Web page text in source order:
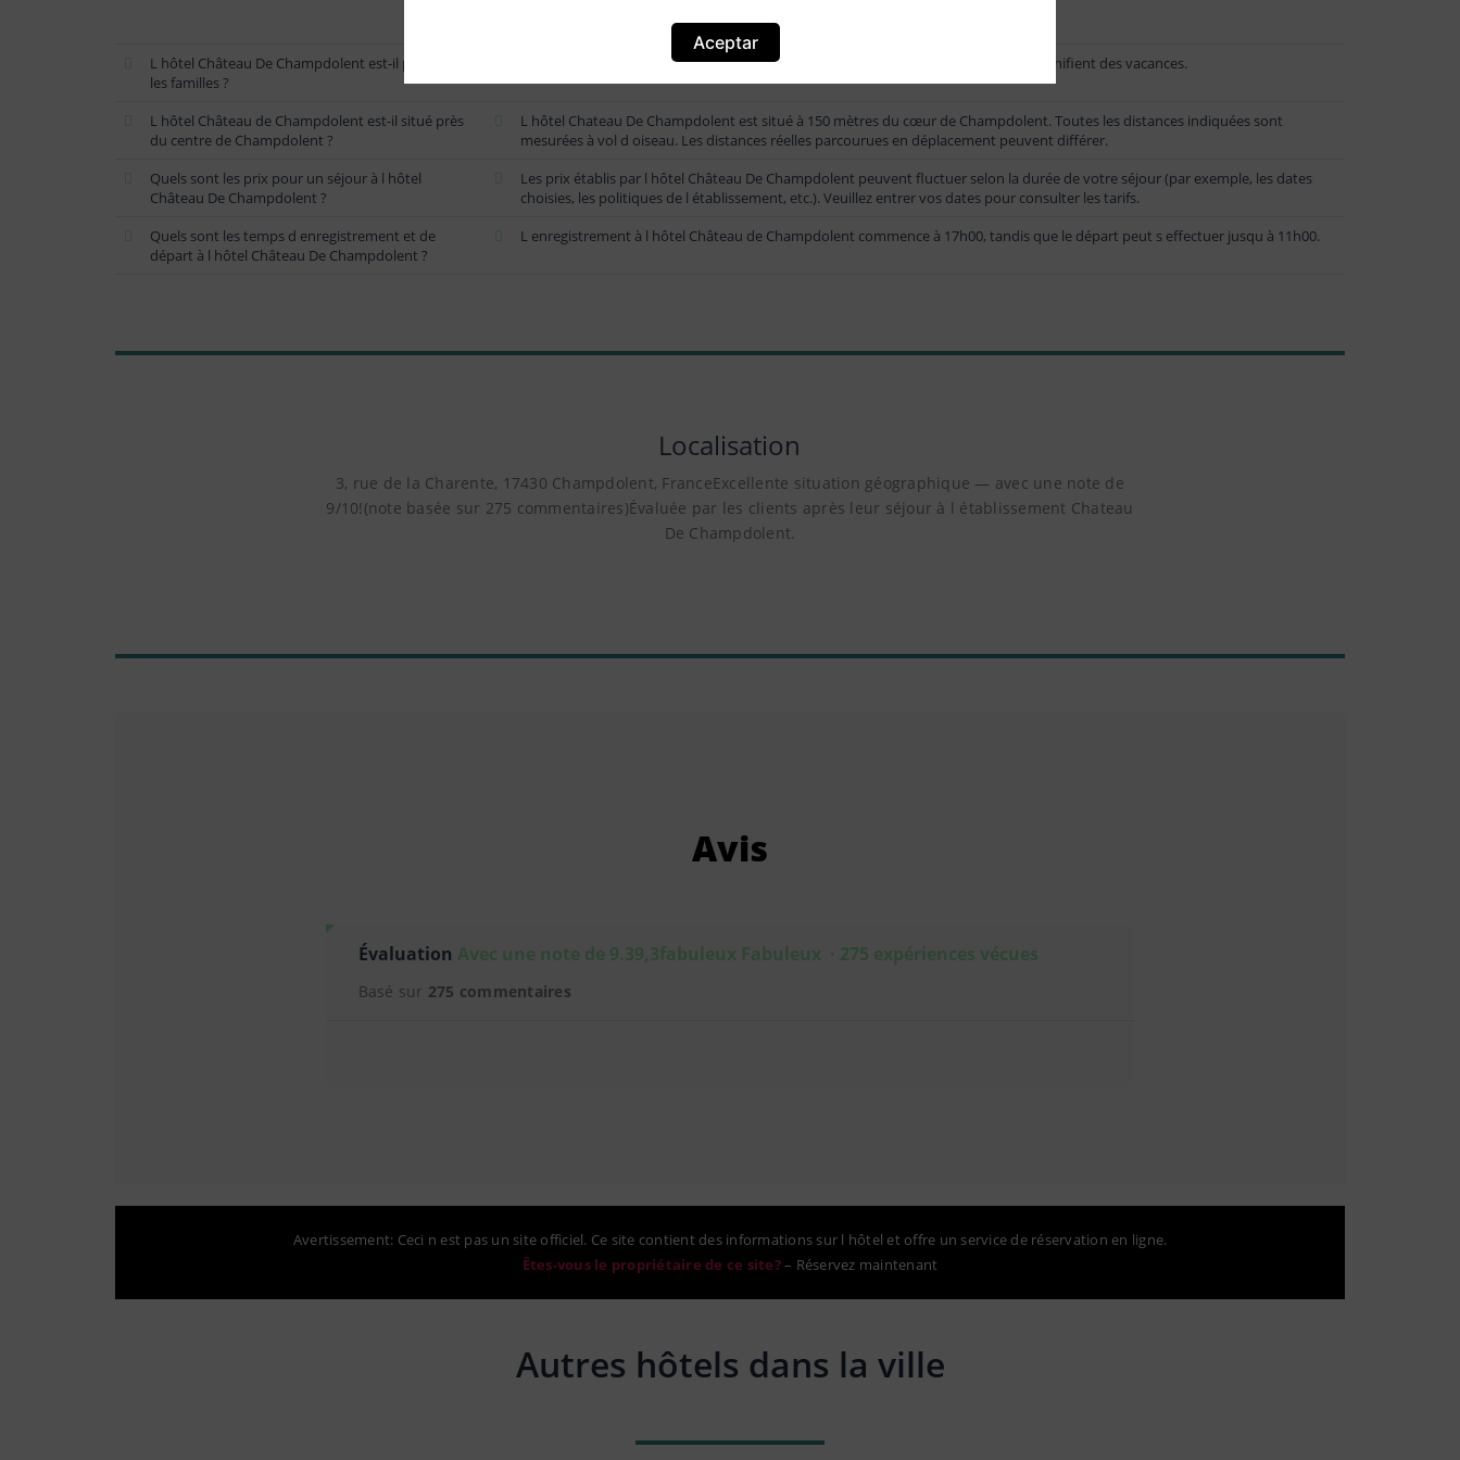
L hôtel Château De Champdolent est-il prisé par
les familles ?
Effectivement, l hôtel Château De Champdolent attire beaucoup les familles qui planifient des vacances.
L hôtel Château de Champdolent est-il situé près
du centre de Champdolent ?
L hôtel Chateau De Champdolent est situé à 150 mètres du cœur de Champdolent. Toutes les distances indiquées sont
mesurées à vol d oiseau. Les distances réelles parcourues en déplacement peuvent différer.
Quels sont les prix pour un séjour à l hôtel
Château De Champdolent ?
Les prix établis par l hôtel Château De Champdolent peuvent fluctuer selon la durée de votre séjour (par exemple, les dates
choisies, les politiques de l établissement, etc.). Veuillez entrer vos dates pour consulter les tarifs.
Quels sont les temps d enregistrement et de
départ à l hôtel Château De Champdolent ?
L enregistrement à l hôtel Château de Champdolent commence à 17h00, tandis que le départ peut s effectuer jusqu à 11h00.
Localisation
3, rue de la Charente, 17430 Champdolent, FranceExcellente situation géographique — avec une note de
9/10!(note basée sur 275 commentaires)Évaluée par les clients après leur séjour à l établissement Chateau
De Champdolent.
Avis
Évaluation Avec une note de 9.39,3fabuleux Fabuleux · 275 expériences vécues
Basé sur 275 commentaires
Avertissement: Ceci n est pas un site officiel. Ce site contient des informations sur l hôtel et offre un service de réservation en ligne.
Êtes-vous le propriétaire de ce site?– Réservez maintenant
Autres hôtels dans la ville
Aceptar